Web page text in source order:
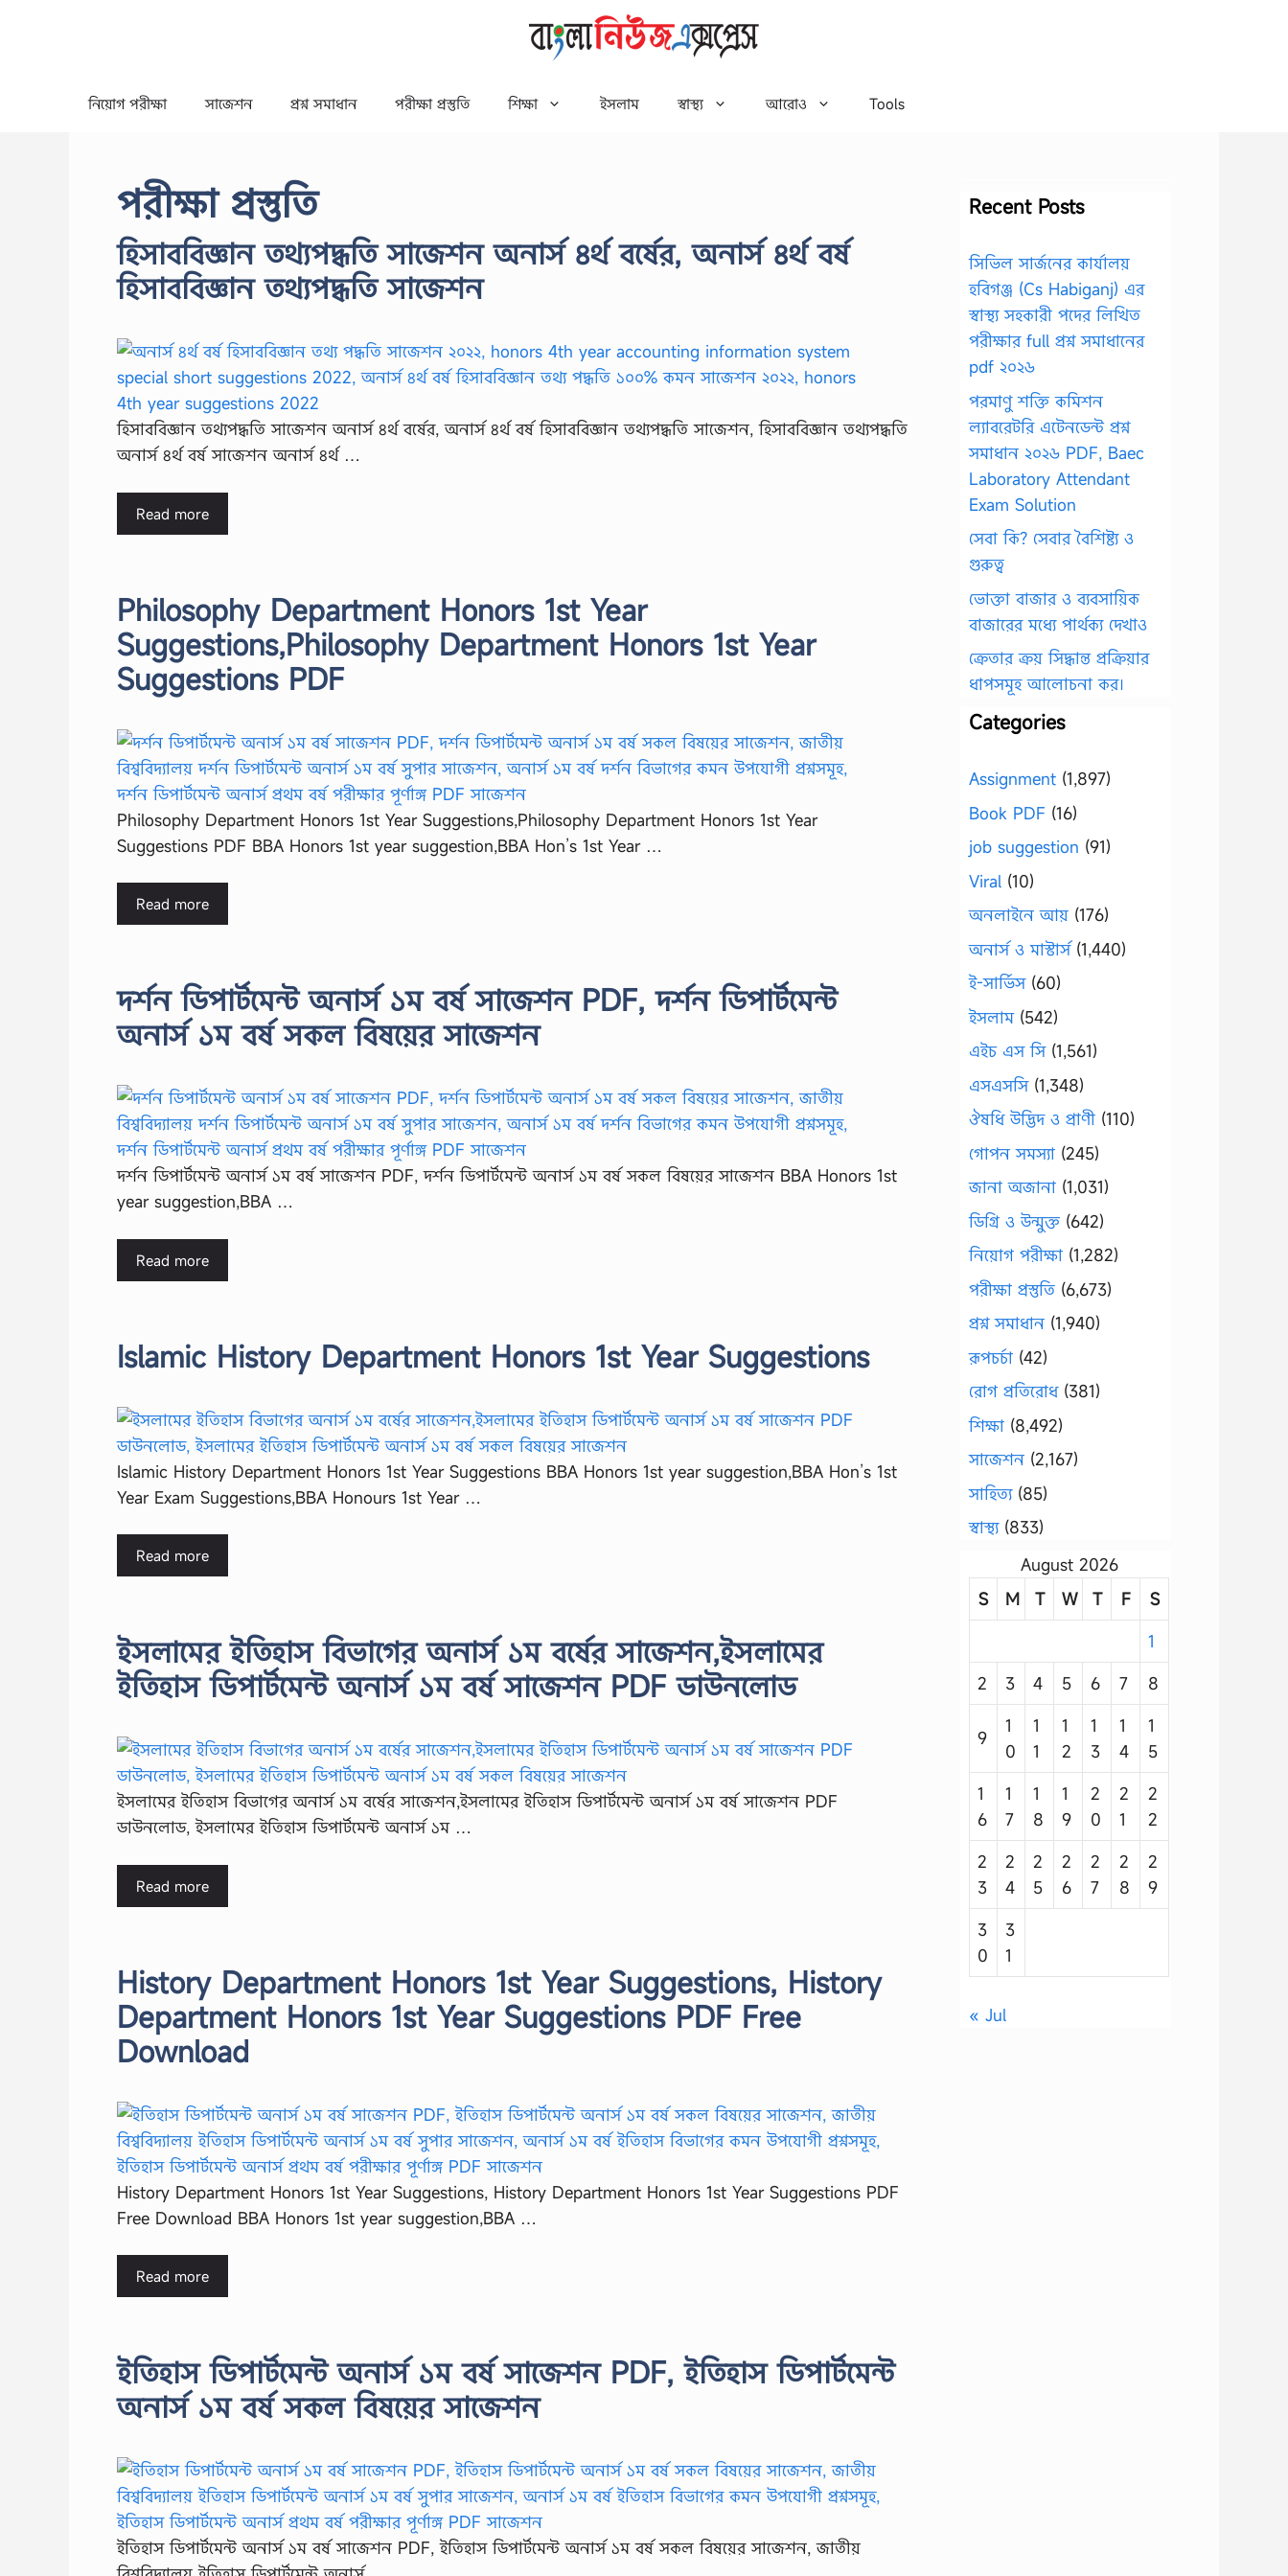
নিয়োগ পরীক্ষা সাজেশন প্রশ্ন সমাধান পরীক্ষা প্রস্তুতি শিক্ষা ইসলাম স্বাস্থ্য আরোও Tools
পরীক্ষা প্রস্তুতি
হিসাববিজ্ঞান তথ্যপদ্ধতি সাজেশন অনার্স ৪র্থ বর্ষের, অনার্স ৪র্থ বর্ষ
হিসাববিজ্ঞান তথ্যপদ্ধতি সাজেশন
হিসাববিজ্ঞান তথ্যপদ্ধতি সাজেশন অনার্স ৪র্থ বর্ষের, অনার্স ৪র্থ বর্ষ হিসাববিজ্ঞান তথ্যপদ্ধতি সাজেশন, হিসাববিজ্ঞান তথ্যপদ্ধতি
অনার্স ৪র্থ বর্ষ সাজেশন অনার্স ৪র্থ …
Read more
Philosophy Department Honors 1st Year
Suggestions,Philosophy Department Honors 1st Year
Suggestions PDF
Philosophy Department Honors 1st Year Suggestions,Philosophy Department Honors 1st Year
Suggestions PDF BBA Honors 1st year suggestion,BBA Hon’s 1st Year …
Read more
দর্শন ডিপার্টমেন্ট অনার্স ১ম বর্ষ সাজেশন PDF, দর্শন ডিপার্টমেন্ট
অনার্স ১ম বর্ষ সকল বিষয়ের সাজেশন
দর্শন ডিপার্টমেন্ট অনার্স ১ম বর্ষ সাজেশন PDF, দর্শন ডিপার্টমেন্ট অনার্স ১ম বর্ষ সকল বিষয়ের সাজেশন BBA Honors 1st
year suggestion,BBA …
Read more
Islamic History Department Honors 1st Year Suggestions
Islamic History Department Honors 1st Year Suggestions BBA Honors 1st year suggestion,BBA Hon’s 1st
Year Exam Suggestions,BBA Honours 1st Year …
Read more
ইসলামের ইতিহাস বিভাগের অনার্স ১ম বর্ষের সাজেশন,ইসলামের
ইতিহাস ডিপার্টমেন্ট অনার্স ১ম বর্ষ সাজেশন PDF ডাউনলোড
ইসলামের ইতিহাস বিভাগের অনার্স ১ম বর্ষের সাজেশন,ইসলামের ইতিহাস ডিপার্টমেন্ট অনার্স ১ম বর্ষ সাজেশন PDF
ডাউনলোড, ইসলামের ইতিহাস ডিপার্টমেন্ট অনার্স ১ম …
Read more
History Department Honors 1st Year Suggestions, History
Department Honors 1st Year Suggestions PDF Free
Download
History Department Honors 1st Year Suggestions, History Department Honors 1st Year Suggestions PDF
Free Download BBA Honors 1st year suggestion,BBA …
Read more
ইতিহাস ডিপার্টমেন্ট অনার্স ১ম বর্ষ সাজেশন PDF, ইতিহাস ডিপার্টমেন্ট
অনার্স ১ম বর্ষ সকল বিষয়ের সাজেশন
ইতিহাস ডিপার্টমেন্ট অনার্স ১ম বর্ষ সাজেশন PDF, ইতিহাস ডিপার্টমেন্ট অনার্স ১ম বর্ষ সকল বিষয়ের সাজেশন, জাতীয়
Recent Posts
সিভিল সার্জনের কার্যালয়
হবিগঞ্জ (Cs Habiganj) এর
স্বাস্থ্য সহকারী পদের লিখিত
পরীক্ষার full প্রশ্ন সমাধানের
pdf ২০২৬
পরমাণু শক্তি কমিশন
ল্যাবরেটরি এটেনডেন্ট প্রশ্ন
সমাধান ২০২৬ PDF, Baec
Laboratory Attendant
Exam Solution
সেবা কি? সেবার বৈশিষ্ট্য ও
গুরুত্ব
ভোক্তা বাজার ও ব্যবসায়িক
বাজারের মধ্যে পার্থক্য দেখাও
ক্রেতার ক্রয় সিদ্ধান্ত প্রক্রিয়ার
ধাপসমূহ আলোচনা কর।
Categories
Assignment (1,897)
Book PDF (16)
job suggestion (91)
Viral (10)
অনলাইনে আয় (176)
অনার্স ও মাস্টার্স(1,440)
ই-সার্ভিস(60)
ইসলাম(542)
এইচ এস সি(1,561)
এসএসসি(1,348)
ঔষধি উদ্ভিদ ও প্রাণী (110)
গোপন সমস্যা (245)
জানা অজানা (1,031)
ডিগ্রি ও উন্মুক্ত (642)
নিয়োগ পরীক্ষা (1,282)
পরীক্ষা প্রস্তুতি (6,673)
প্রশ্ন সমাধান (1,940)
রূপচর্চা (42)
রোগ প্রতিরোধ(381)
শিক্ষা (8,492)
সাজেশন (2,167)
সাহিত্য(85)
স্বাস্থ্য(833)
August 2026
S
M T W T F
S
1
2
3 4 5 6 7 8
9
1
0
1
1
1
2
1
3
1
4
1
5
1
6
1
7
1
8
1
9
2
0
2
1
2
2
2
3
2
4
2
5
2
6
2
7
2
8
2
9
3
0
3
1
« Jul